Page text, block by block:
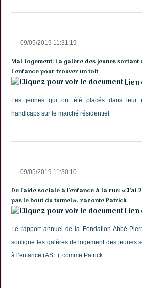
09/05/2019 11:31:19
Mal-logement: La galère des jeunes sortant
l’enfance pour trouver un toit
Les jeunes qui ont été placés dans leur
handicaps sur le marché résidentiel
09/05/2019 11:30:10
De l'aide sociale à l'enfance à la rue: «J'ai
pas le bout du tunnel», raconte Patrick
Le rapport annuel de la Fondation Abbé-
souligne les galères de logement des jeunes
à l’enfance (ASE), comme Patrick…